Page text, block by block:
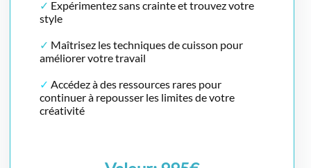
✓ Expérimentez sans crainte et trouvez votre
style
✓ Maîtrisez les techniques de cuisson pour
améliorer votre travail
✓ Accédez à des ressources rares pour
continuer à repousser les limites de votre
créativité